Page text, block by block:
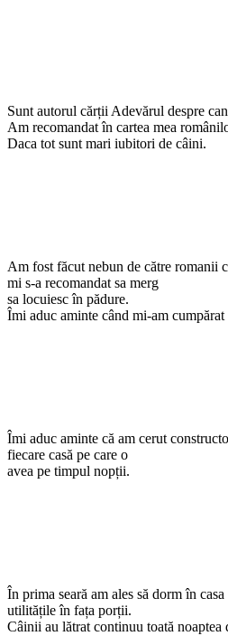
Sunt autorul cărții Adevărul despre
Am recomandat în cartea mea
Daca tot sunt mari iubitori de câini.
Am fost făcut nebun de către romanii
mi s-a recomandat sa merg
sa locuiesc în pădure.
Îmi aduc aminte când mi-am cumpărat
Îmi aduc aminte că am cerut
fiecare casă pe care o
avea pe timpul nopții.
În prima seară am ales să dorm în
utilitățile în fața porții.
Câinii au lătrat continuu toată noaptea